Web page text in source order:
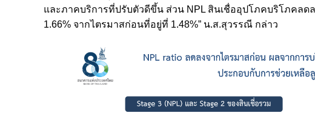
และภาคบริการที่ปรับตัวดีขึ้น ส่วน NPL สินเชื่ออุปโภคบริโภคลด
1.66% จากไตรมาสก่อนที่อยู่ที่ 1.48%” น.ส.สุวรรณี กล่าว